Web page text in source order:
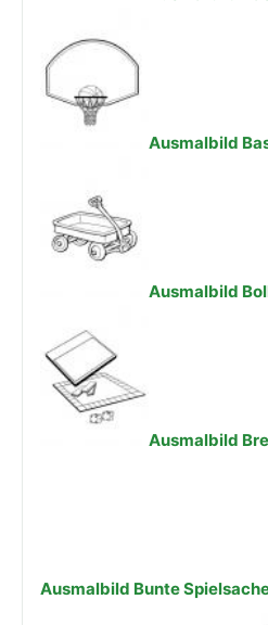
Ausmalbild
Ausmalbild
Ausmalbild
Ausmalbild Bunte